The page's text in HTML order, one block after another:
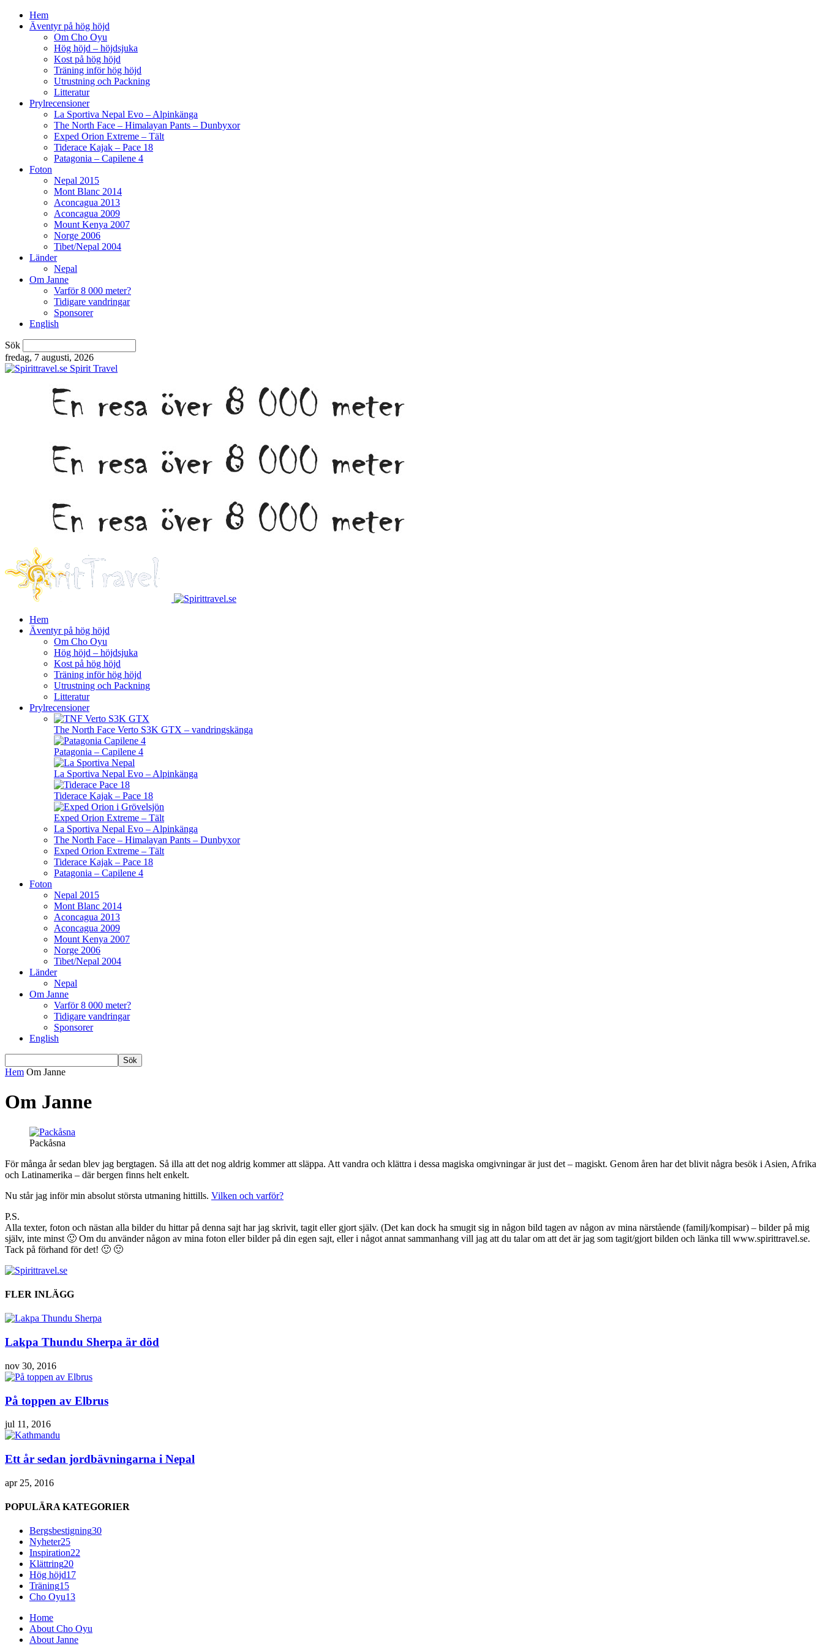
Hem
Äventyr på hög höjd
Om Cho Oyu
Hög höjd – höjdsjuka
Kost på hög höjd
Träning inför hög höjd
Utrustning och Packning
Litteratur
Prylrecensioner
La Sportiva Nepal Evo – Alpinkänga
The North Face – Himalayan Pants – Dunbyxor
Exped Orion Extreme – Tält
Tiderace Kajak – Pace 18
Patagonia – Capilene 4
Foton
Nepal 2015
Mont Blanc 2014
Aconcagua 2013
Aconcagua 2009
Mount Kenya 2007
Norge 2006
Tibet/Nepal 2004
Länder
Nepal
Om Janne
Varför 8 000 meter?
Tidigare vandringar
Sponsorer
English
Sök
fredag, 7 augusti, 2026
Spirit Travel
Hem
Äventyr på hög höjd
Om Cho Oyu
Hög höjd – höjdsjuka
Kost på hög höjd
Träning inför hög höjd
Utrustning och Packning
Litteratur
Prylrecensioner
The North Face Verto S3K GTX – vandringskänga
Patagonia – Capilene 4
La Sportiva Nepal Evo – Alpinkänga
Tiderace Kajak – Pace 18
Exped Orion Extreme – Tält
La Sportiva Nepal Evo – Alpinkänga
The North Face – Himalayan Pants – Dunbyxor
Exped Orion Extreme – Tält
Tiderace Kajak – Pace 18
Patagonia – Capilene 4
Foton
Nepal 2015
Mont Blanc 2014
Aconcagua 2013
Aconcagua 2009
Mount Kenya 2007
Norge 2006
Tibet/Nepal 2004
Länder
Nepal
Om Janne
Varför 8 000 meter?
Tidigare vandringar
Sponsorer
English
Hem Om Janne
Om Janne
Packåsna
För många år sedan blev jag bergtagen. Så illa att det nog aldrig kommer att släppa. Att vandra och klättra i dessa magiska omgivningar är just det – magiskt. Genom åren har det blivit några besök i Asien, Afrika
och Latinamerika – där bergen finns helt enkelt.
Nu står jag inför min absolut största utmaning hittills. Vilken och varför?
P.S.
Alla texter, foton och nästan alla bilder du hittar på denna sajt har jag skrivit, tagit eller gjort själv. (Det kan dock ha smugit sig in någon bild tagen av någon av mina närstående (familj/kompisar) – bilder på mig
själv, inte minst 🙂 Om du använder någon av mina foton eller bilder på din egen sajt, eller i något annat sammanhang vill jag att du talar om att det är jag som tagit/gjort bilden och länka till www.spirittravel.se.
Tack på förhand för det! 🙂 🙂
FLER INLÄGG
Lakpa Thundu Sherpa är död
nov 30, 2016
På toppen av Elbrus
jul 11, 2016
Ett år sedan jordbävningarna i Nepal
apr 25, 2016
POPULÄRA KATEGORIER
Bergsbestigning30
Nyheter25
Inspiration22
Klättring20
Hög höjd17
Träning15
Cho Oyu13
Home
About Cho Oyu
About Janne